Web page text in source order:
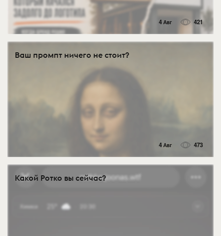
4 Авг 421
Ваш промпт ничего не стоит?
4 Авг 473
Какой Ротко вы сейчас?